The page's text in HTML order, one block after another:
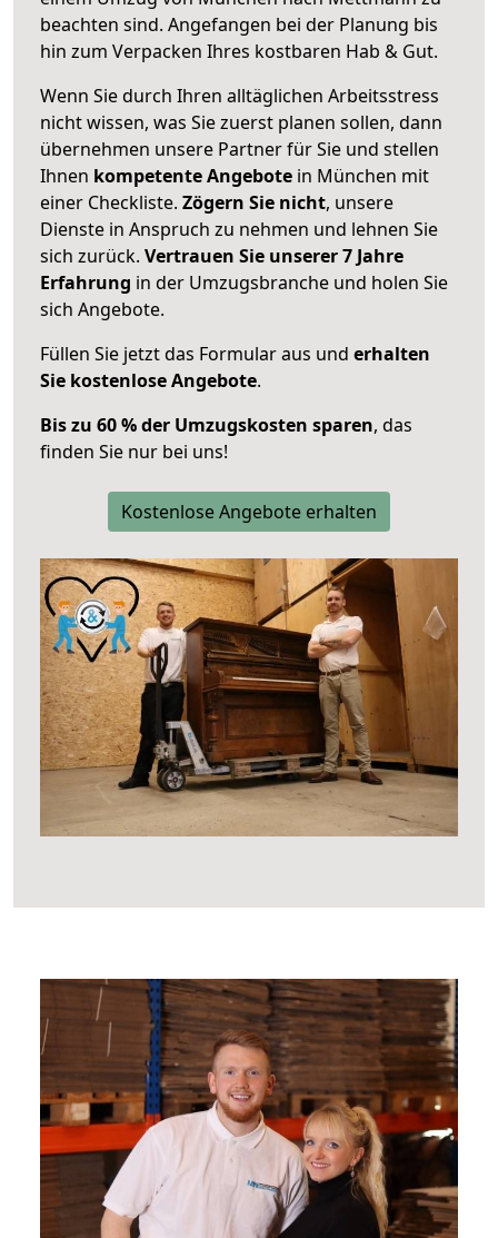
beachten sind. Angefangen bei der Planung bis
hin zum Verpacken Ihres kostbaren Hab & Gut.
Wenn Sie durch Ihren alltäglichen Arbeitsstress
nicht wissen, was Sie zuerst planen sollen, dann
übernehmen unsere Partner für Sie und stellen
Ihnen kompetente Angebote in München mit
einer Checkliste. Zögern Sie nicht, unsere
Dienste in Anspruch zu nehmen und lehnen Sie
sich zurück. Vertrauen Sie unserer 7 Jahre
Erfahrung in der Umzugsbranche und holen Sie
sich Angebote.
Füllen Sie jetzt das Formular aus und erhalten
Sie kostenlose Angebote.
Bis zu 60 % der Umzugskosten sparen, das
finden Sie nur bei uns!
Kostenlose Angebote erhalten